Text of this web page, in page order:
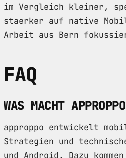
im Vergleich kleiner,
staerker auf native
Arbeit aus Bern
FAQ
WAS MACHT
approppo entwickelt
Strategien und
und Android. Dazu